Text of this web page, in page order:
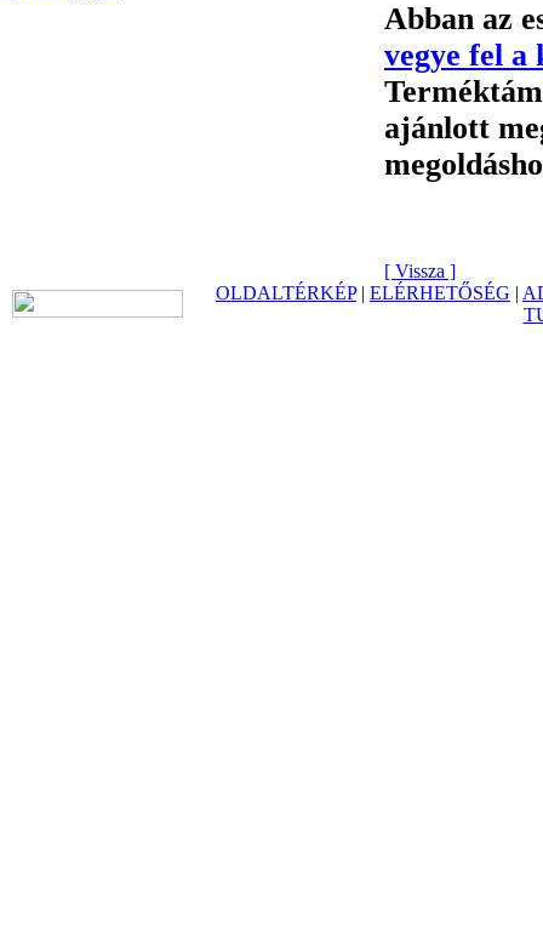
Abban az
vegye fel a
ajánlott
[ Vissza ]
OLDALTÉRKÉP| ELÉRHETŐSÉG |